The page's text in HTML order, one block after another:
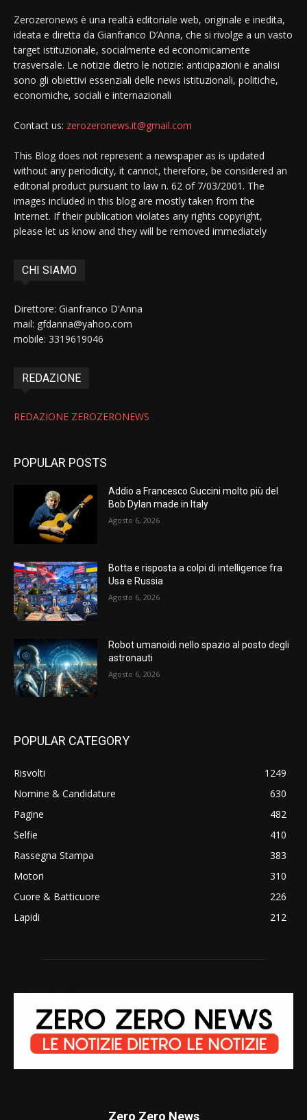
Zerozeronews è una realtà editoriale web, originale e inedita,
ideata e diretta da Gianfranco D’Anna, che si rivolge a un vasto
target istituzionale, socialmente ed economicamente
trasversale. Le notizie dietro le notizie: anticipazioni e analisi
sono gli obiettivi essenziali delle news istituzionali, politiche,
economiche, sociali e internazionali
Contact us: zerozeronews.it@gmail.com
This Blog does not represent a newspaper as is updated
without any periodicity, it cannot, therefore, be considered an
editorial product pursuant to law n. 62 of 7/03/2001. The
images included in this blog are mostly taken from the
Internet. If their publication violates any rights copyright,
please let us know and they will be removed immediately
CHI SIAMO
Direttore: Gianfranco D'Anna
mail: gfdanna@yahoo.com
mobile: 3319619046
REDAZIONE
REDAZIONE ZEROZERONEWS
POPULAR POSTS
Addio a Francesco Guccini molto più del
Bob Dylan made in Italy
Agosto 6, 2026
Botta e risposta a colpi di intelligence fra
Usa e Russia
Agosto 6, 2026
Robot umanoidi nello spazio al posto degli
astronauti
Agosto 6, 2026
POPULAR CATEGORY
Risvolti
1249
Nomine & Candidature
630
Pagine
482
Selfie
410
Rassegna Stampa
383
Motori
310
Cuore & Batticuore
226
Lapidi
212
Zero Zero News